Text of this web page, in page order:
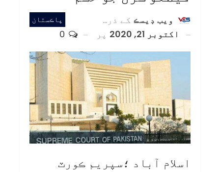
پاڪستان ويب ڊيسڪ کے ذریعہ
اکتوبر 21, 2020
پر
اسلام آباد ؛سپريم ڪورٽ